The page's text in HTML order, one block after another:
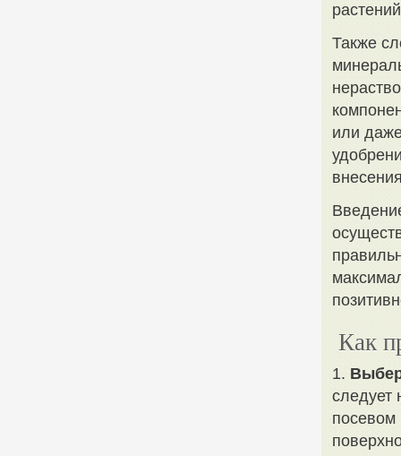
Также
или
Как
1.
следует
посевом